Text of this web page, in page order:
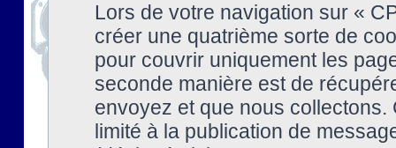
Lors de votre navigation sur «
créer une quatrième sorte de
pour couvrir uniquement les
seconde manière est de
envoyez et que nous collectons.
limité à la publication de